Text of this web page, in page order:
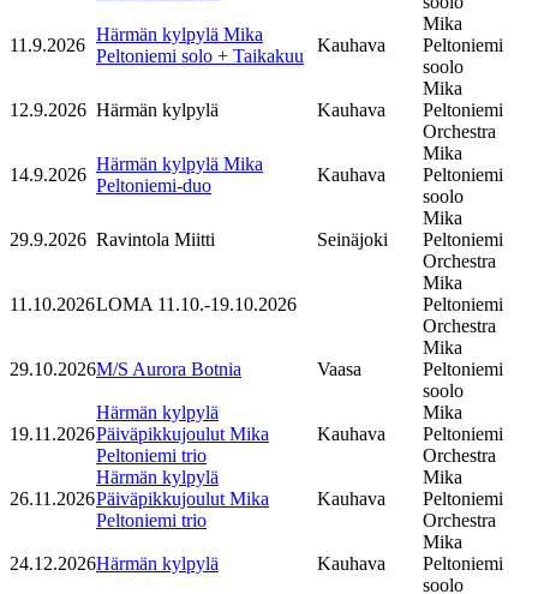
11.9.2026
Härmän kylpylä Mika
Peltoniemi solo + Taikakuu
Kauhava
Mika
Peltoniemi
soolo
12.9.2026 Härmän kylpylä Kauhava
Mika
Peltoniemi
Orchestra
14.9.2026
Härmän kylpylä Mika
Peltoniemi-duo
Kauhava
Mika
Peltoniemi
soolo
29.9.2026 Ravintola Miitti Seinäjoki
Mika
Peltoniemi
Orchestra
11.10.2026LOMA 11.10.-19.10.2026
Mika
Peltoniemi
Orchestra
29.10.2026M/S Aurora Botnia Vaasa
Mika
Peltoniemi
soolo
19.11.2026
Härmän kylpylä
Päiväpikkujoulut Mika
Peltoniemi trio
Kauhava
Mika
Peltoniemi
Orchestra
26.11.2026
Härmän kylpylä
Päiväpikkujoulut Mika
Peltoniemi trio
Kauhava
Mika
Peltoniemi
Orchestra
24.12.2026Härmän kylpylä Kauhava
Mika
Peltoniemi
soolo